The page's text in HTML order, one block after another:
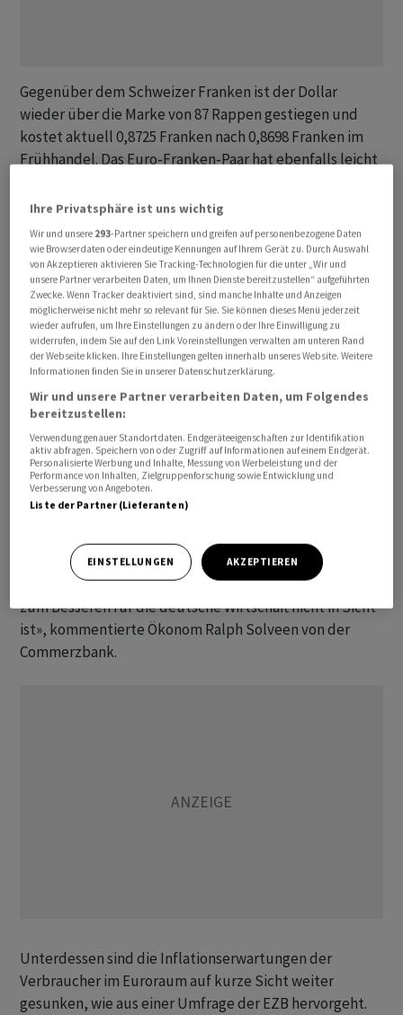
Gegenüber dem Schweizer Franken ist der Dollar
wieder über die Marke von 87 Rappen gestiegen und
kostet aktuell 0,8725 Franken nach 0,8698 Franken im
Frühhandel. Das Euro-Franken-Paar hat ebenfalls leicht
bewertet.
Belastet wird der Euro seit einigen Tagen durch den
aufwertenden Dollar. Hintergrund ist die überraschend
robuste Konjunktur in den USA, die rasche
Zinssenkungen durch die Zentralbank Federal Reserve
trotz fallender Inflationsraten unwahrscheinlich macht.
Zuletzt hatten sich gleich mehrere hochrangige
Notenbanker in diese Richtung geäussert, darunter
Fed-Chef Jerome Powell.
Konjunkturdaten aus Deutschland fielen am Morgen
nur auf den ersten Blick positiv aus. Die Industrie erhielt
im Dezember zwar deutlich mehr Aufträge als im
Vormonat. Allerdings ging der Schub vor allem auf
Grossaufträge aus dem Flugzeugbereich zurück. Ohne
diese Komponente waren die Bestellungen sogar
rückläufig. «Dies zeigt einmal mehr, dass eine Wende
zum Besseren für die deutsche Wirtschaft nicht in Sicht
ist», kommentierte Ökonom Ralph Solveen von der
Commerzbank.
Unterdessen sind die Inflationserwartungen der
Verbraucher im Euroraum auf kurze Sicht weiter
gesunken, wie aus einer Umfrage der EZB hervorgeht.
Ihre Privatsphäre ist uns wichtig
Wir und unsere 293-Partner speichern und greifen auf personenbezogene Daten
wie Browserdaten oder eindeutige Kennungen auf Ihrem Gerät zu. Durch Auswahl
von Akzeptieren aktivieren Sie Tracking-Technologien für die unter „Wir und
unsere Partner verarbeiten Daten, um Ihnen Dienste bereitzustellen“ aufgeführten
Zwecke. Wenn Tracker deaktiviert sind, sind manche Inhalte und Anzeigen
möglicherweise nicht mehr so relevant für Sie. Sie können dieses Menü jederzeit
wieder aufrufen, um Ihre Einstellungen zu ändern oder Ihre Einwilligung zu
widerrufen, indem Sie auf den Link Voreinstellungen verwalten am unteren Rand
der Webseite klicken. Ihre Einstellungen gelten innerhalb unseres Website. Weitere
Informationen finden Sie in unserer Datenschutzerklärung.
Wir und unsere Partner verarbeiten Daten, um Folgendes
bereitzustellen:
Verwendung genauer Standortdaten. Endgeräteeigenschaften zur Identifikation
aktiv abfragen. Speichern von oder Zugriff auf Informationen auf einem Endgerät.
Personalisierte Werbung und Inhalte, Messung von Werbeleistung und der
Performance von Inhalten, Zielgruppenforschung sowie Entwicklung und
Verbesserung von Angeboten.
Liste der Partner (Lieferanten)
EINSTELLUNGEN AKZEPTIEREN